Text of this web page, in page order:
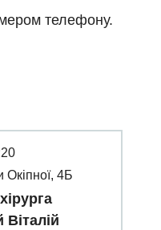
телефону.
Окіпної, 4Б